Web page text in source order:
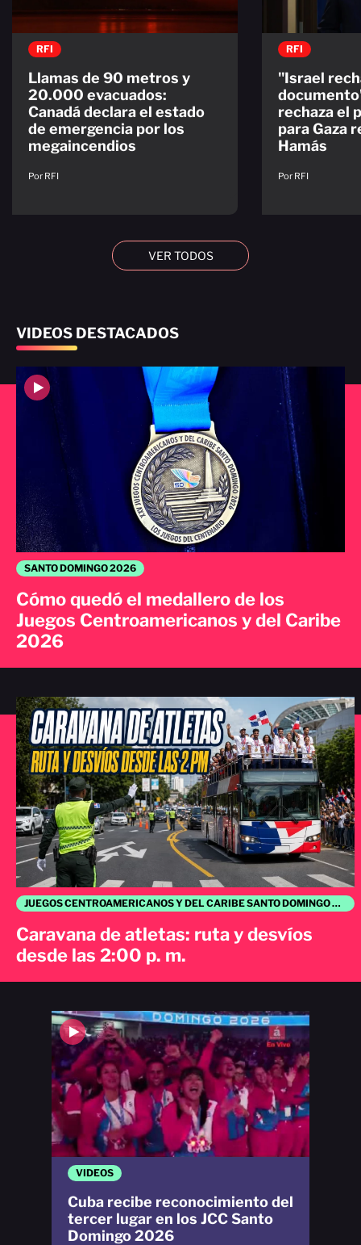
RFI
Llamas de 90 metros y
20.000 evacuados:
Canadá declara el estado
de emergencia por los
megaincendios
Por RFI
RFI
"Israel
rechaza el
para Gaza
Hamás
Por RFI
VER TODOS
VIDEOS DESTACADOS
JUEGOS CENTROAMERICANOS Y DEL CARIBE SANTO DOMINGO 2026
Caravana de atletas: ruta y desvíos
desde las 2:00 p. m.
SANTO DOMINGO 2026
Cómo quedó el medallero de los
Juegos Centroamericanos y del Caribe
2026
VIDEOS
Cuba recibe reconocimiento del
tercer lugar en los JCC Santo
Domingo 2026